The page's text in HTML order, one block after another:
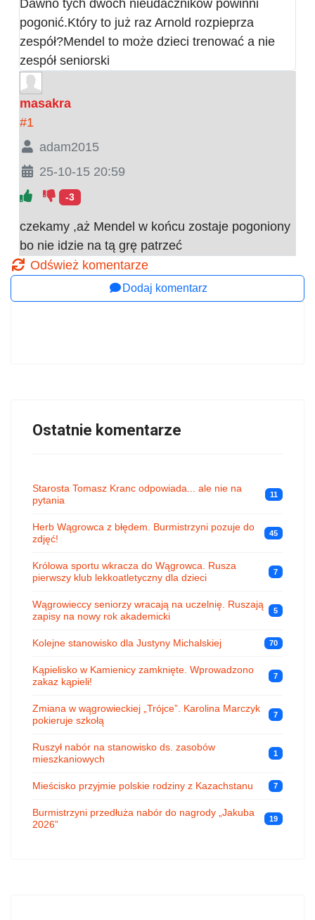
Dawno tych dwóch nieudaczników powinni
pogonić.Który to już raz Arnold rozpieprza
zespół?Mendel to może dzieci trenować a nie
zespół seniorski
masakra
#1
adam2015
25-10-15 20:59
-3
czekamy ,aż Mendel w końcu zostaje pogoniony
bo nie idzie na tą grę patrzeć
Odśwież komentarze
Dodaj komentarz
Ostatnie komentarze
Starosta Tomasz Kranc odpowiada... ale nie na
pytania
11
Herb Wągrowca z błędem. Burmistrzyni pozuje do
zdjęć!
45
Królowa sportu wkracza do Wągrowca. Rusza
pierwszy klub lekkoatletyczny dla dzieci
7
Wągrowieccy seniorzy wracają na uczelnię. Ruszają
zapisy na nowy rok akademicki
5
Kolejne stanowisko dla Justyny Michalskiej 70
Kąpielisko w Kamienicy zamknięte. Wprowadzono
zakaz kąpieli!
7
Zmiana w wągrowieckiej „Trójce”. Karolina Marczyk
pokieruje szkołą
7
Ruszył nabór na stanowisko ds. zasobów
mieszkaniowych
1
Mieścisko przyjmie polskie rodziny z Kazachstanu 7
Burmistrzyni przedłuża nabór do nagrody „Jakuba
2026”
19